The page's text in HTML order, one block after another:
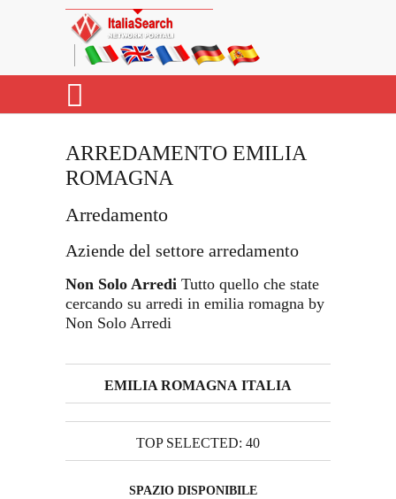
ARREDAMENTO EMILIA
ROMAGNA
Arredamento
Aziende del settore arredamento
Non Solo Arredi Tutto quello che state
cercando su arredi in emilia romagna by
Non Solo Arredi
EMILIA ROMAGNA ITALIA
TOP SELECTED: 40
SPAZIO DISPONIBILE